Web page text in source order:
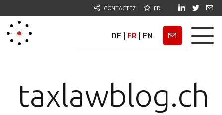
CONTACTEZ ED.
DE FR EN Newsletter
taxlawblog.ch